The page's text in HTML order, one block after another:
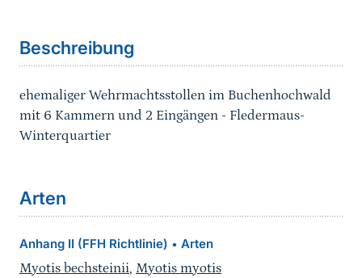
Beschreibung
ehemaliger Wehrmachtsstollen im Buchenhochwald
mit 6 Kammern und 2 Eingängen - Fledermaus-
Winterquartier
Arten
Anhang II (FFH Richtlinie) • Arten
Myotis bechsteinii, Myotis myotis